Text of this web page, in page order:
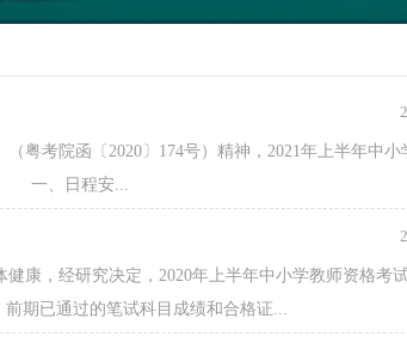
粤考院函〔2020〕174号）精神，2021年上半年中小
一、日程安...
康，经研究决定，2020年上半年中小学教师资格考
期已通过的笔试科目成绩和合格证...